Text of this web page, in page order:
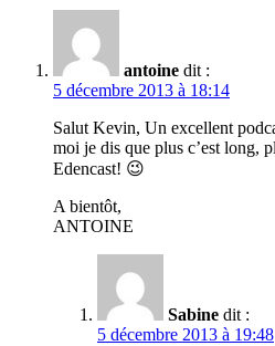
antoine dit :
5 décembre 2013 à 18:14
Salut Kevin, Un excellent
moi je dis que plus c’est long,
Edencast! 😉
A bientôt,
ANTOINE
Sabine dit :
5 décembre 2013 à 19:48